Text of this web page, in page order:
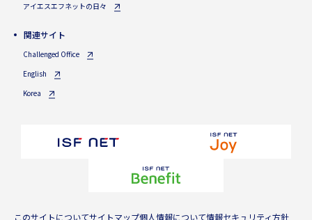
アイエスエフネットの日々
関連サイト
Challenged Office
English
Korea
このサイトについてサイトマップ個人情報について情報セキュリティ方針